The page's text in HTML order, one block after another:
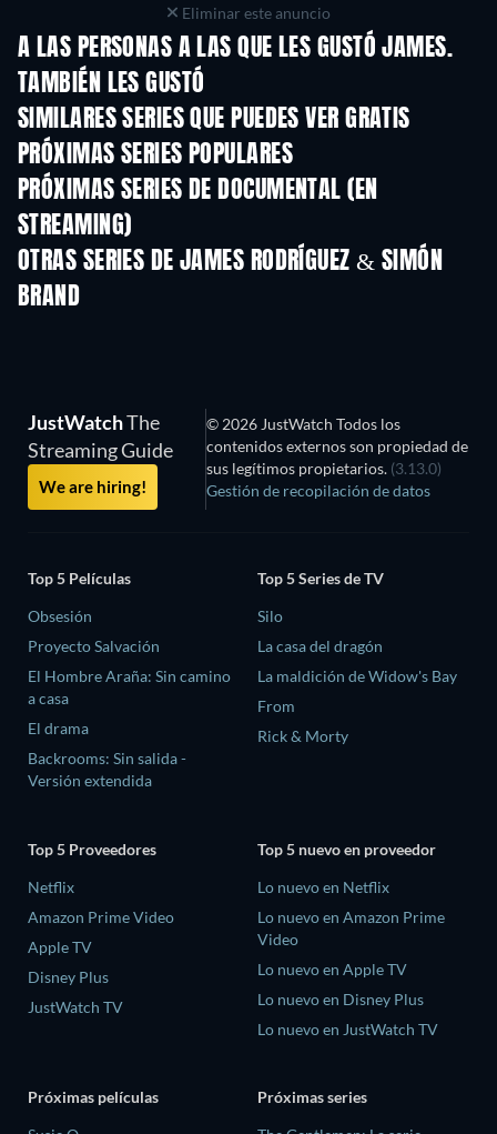
Eliminar este anuncio
A LAS PERSONAS A LAS QUE LES GUSTÓ JAMES.
TAMBIÉN LES GUSTÓ
TV
SIMILARES SERIES QUE PUEDES VER GRATIS
TV TV
PRÓXIMAS SERIES POPULARES
TV
PRÓXIMAS SERIES DE DOCUMENTAL (EN
STREAMING)Temporada 1
OTRAS SERIES DE JAMES RODRÍGUEZ & SIMÓN
BRAND
JustWatchThe
Streaming Guide
We are hiring!
© 2026 JustWatch Todos los
contenidos externos son propiedad de
sus legítimos propietarios. (3.13.0)
Gestión de recopilación de datos
Top 5 Películas
Obsesión
Proyecto Salvación
El Hombre Araña: Sin camino
a casa
El drama
Backrooms: Sin salida -
Versión extendida
Top 5 Series de TV
Silo
La casa del dragón
La maldición de Widow's Bay
From
Rick & Morty
Top 5 Proveedores
Netflix
Amazon Prime Video
Apple TV
Disney Plus
JustWatch TV
Top 5 nuevo en proveedor
Lo nuevo en Netflix
Lo nuevo en Amazon Prime
Video
Lo nuevo en Apple TV
Lo nuevo en Disney Plus
Lo nuevo en JustWatch TV
Próximas películas
Próximas series